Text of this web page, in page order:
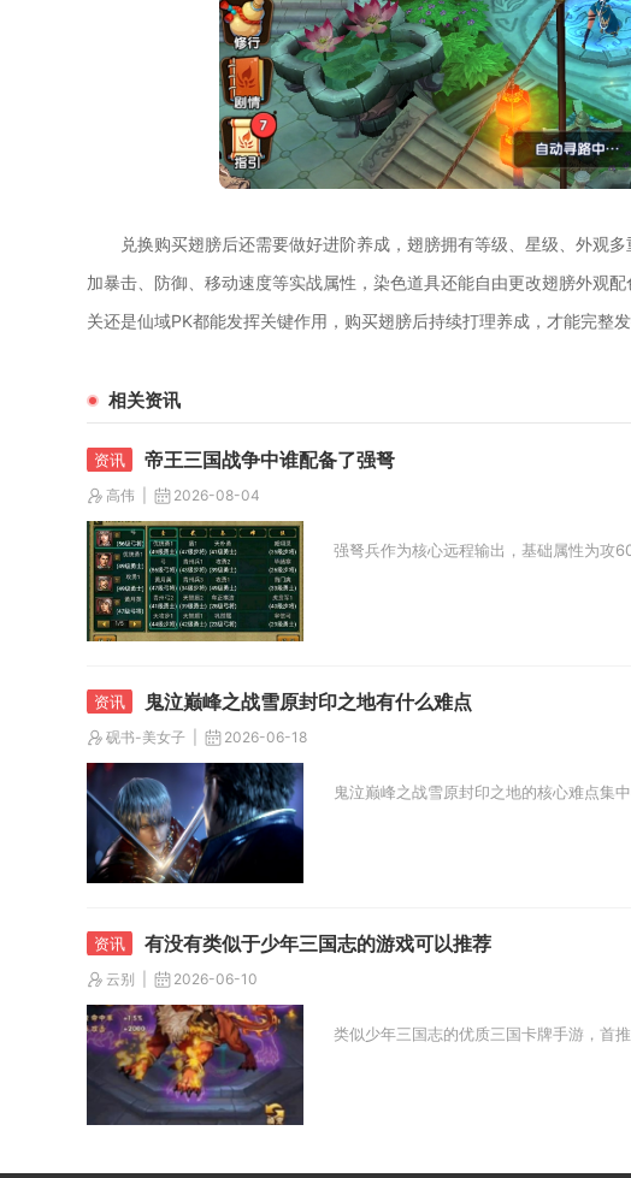
兑换购买翅膀后还需要做好进阶养成，翅膀拥有等级、星级、外观
加暴击、防御、移动速度等实战属性，染色道具还能自由更改翅膀外观
关还是仙域PK都能发挥关键作用，购买翅膀后持续打理养成，才能完整
相关资讯
帝王三国战争中谁配备了强弩
高伟 2026-08-04
强弩兵作为核心远程输出，基础属性为攻
鬼泣巅峰之战雪原封印之地有什么难点
砚书-美女子 2026-06-18
鬼泣巅峰之战雪原封印之地的核心难点集
有没有类似于少年三国志的游戏可以推荐
云别 2026-06-10
类似少年三国志的优质三国卡牌手游，首